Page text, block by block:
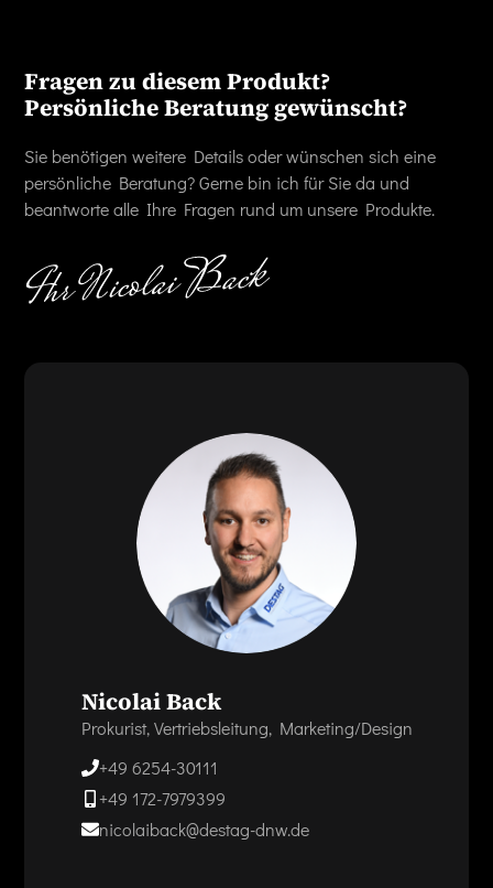
Fragen zu diesem Produkt?
Persönliche Beratung gewünscht?
Sie benötigen weitere Details oder wünschen sich eine
persönliche Beratung? Gerne bin ich für Sie da und
beantworte alle Ihre Fragen rund um unsere Produkte.
Nicolai Back
Prokurist, Vertriebsleitung, Marketing/Design
+49 6254-30111
+49 172-7979399
nicolaiback@destag-dnw.de